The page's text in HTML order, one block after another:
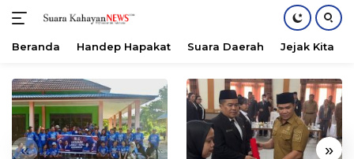
konten
Beranda Handep Hapakat Suara Daerah Jejak Kita
« »